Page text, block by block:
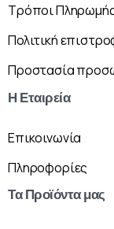
Τρόποι
Πολιτική
Προστασία
Η Εταιρεία
Επικοινωνία
Πληροφορίες
Τα Προϊόνταμας